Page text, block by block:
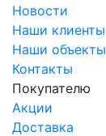
Новости
Наши клиенты
Наши объекты
Контакты
Покупателю
Акции
Доставка